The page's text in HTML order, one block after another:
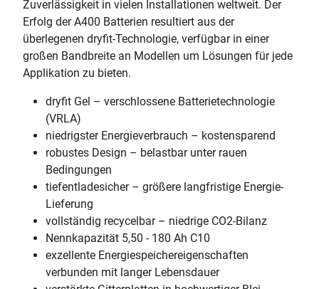
Zuverlässigkeit in vielen Installationen weltweit. Der
Erfolg der A400 Batterien resultiert aus der
überlegenen dryfit-Technologie, verfügbar in einer
großen Bandbreite an Modellen um Lösungen für jede
Applikation zu bieten.
dryfit Gel – verschlossene Batterietechnologie
(VRLA)
niedrigster Energieverbrauch – kostensparend
robustes Design – belastbar unter rauen
Bedingungen
tiefentladesicher – größere langfristige Energie-
Lieferung
vollständig recycelbar – niedrige CO2-Bilanz
Nennkapazität 5,50 - 180 Ah C10
exzellente Energiespeichereigenschaften
verbunden mit langer Lebensdauer